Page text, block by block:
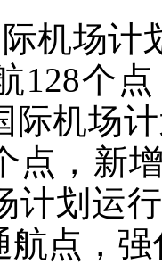
场计
128个
际机场
点，新
计划运
航点，